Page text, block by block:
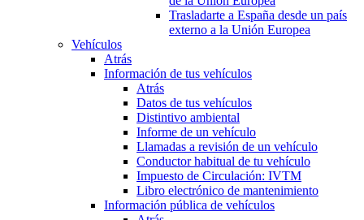
Trasladarte a España desde un país
externo a la Unión Europea
Vehículos
Atrás
Información de tus vehículos
Atrás
Datos de tus vehículos
Distintivo ambiental
Informe de un vehículo
Llamadas a revisión de un vehículo
Conductor habitual de tu vehículo
Impuesto de Circulación: IVTM
Libro electrónico de mantenimiento
Información pública de vehículos